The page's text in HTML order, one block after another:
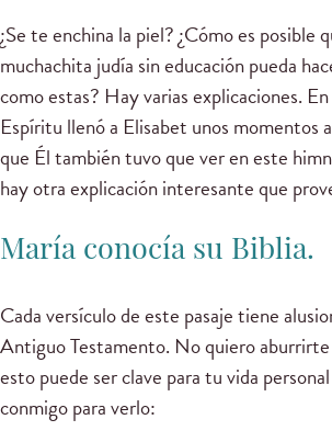
¿Se te enchina la piel? ¿Cómo es posible
muchachita judía sin educación pueda
como estas? Hay varias explicaciones.
Espíritu llenó a Elisabet unos momentos
que Él también tuvo que ver en este
hay otra explicación interesante que
María conocía su Biblia.
Cada versículo de este pasaje tiene
Antiguo Testamento. No quiero
esto puede ser clave para tu vida
conmigo para verlo: